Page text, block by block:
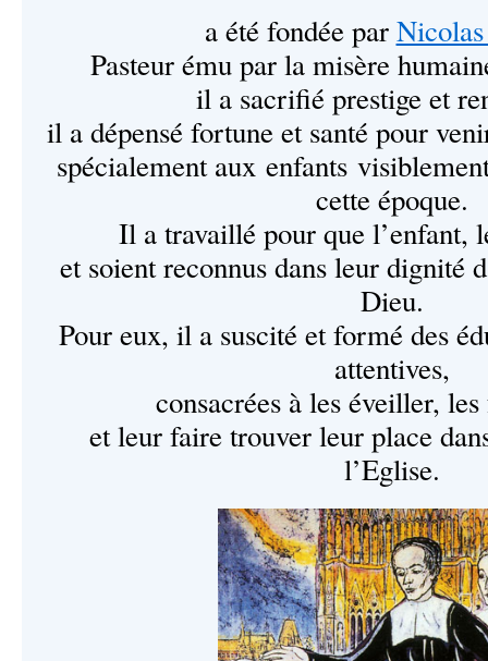
a été fondée par
Pasteur ému par la misère
il a sacrifié prestige et
il a dépensé fortune et santé pour
spécialement aux enfants
cette époque.
Il a travaillé pour que l’enfant,
et soient reconnus dans leur dignité
Dieu.
Pour eux, il a suscité et formé des
attentives,
consacrées à les éveiller,
et leur faire trouver leur place
l’Eglise.